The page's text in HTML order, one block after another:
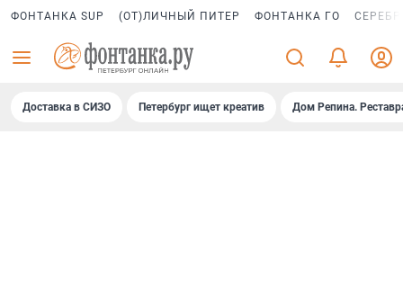
ФОНТАНКА SUP (ОТ)ЛИЧНЫЙ ПИТЕР ФОНТАНКА ГО
Доставка в СИЗО Петербург ищет креатив Дом Репина.